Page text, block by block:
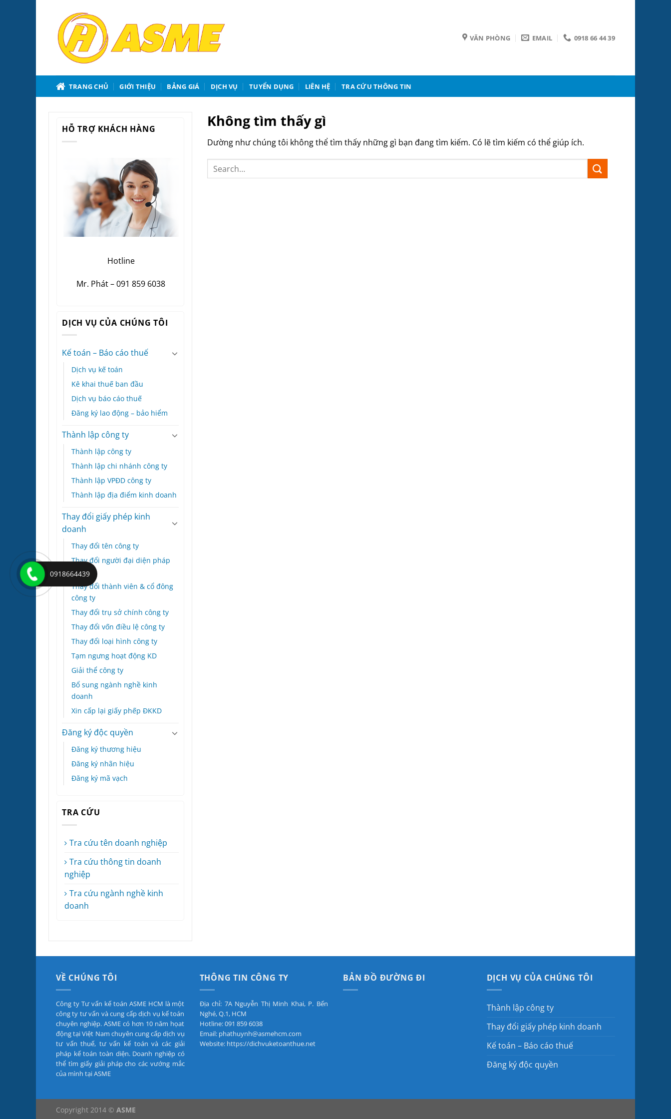
VĂN PHÒNG EMAIL 0918 66 44 39
TRANG CHỦ GIỚI THIỆU BẢNG GIÁ DỊCH VỤ TUYỂN DỤNG LIÊN HỆ TRA CỨU THÔNG TIN
HỖ TRỢ KHÁCH HÀNG
Hotline
Mr. Phát – 091 859 6038
DỊCH VỤ CỦA CHÚNG TÔI
Kế toán – Báo cáo thuế
Dịch vụ kế toán
Kê khai thuế ban đầu
Dịch vụ báo cáo thuế
Đăng ký lao động – bảo hiểm
Thành lập công ty
Thành lập công ty
Thành lập chi nhánh công ty
Thành lập VPĐD công ty
Thành lập địa điểm kinh doanh
Thay đổi giấy phép kinh
doanh
Thay đổi tên công ty
Thay đổi người đại diện pháp
luật
Thay đổi thành viên & cổ đông
công ty
Thay đổi trụ sở chính công ty
Thay đổi vốn điều lệ công ty
Thay đổi loại hình công ty
Tạm ngưng hoạt động KD
Giải thể công ty
Bổ sung ngành nghề kinh
doanh
Xin cấp lại giấy phếp ĐKKD
Đăng ký độc quyền
Đăng ký thương hiệu
Đăng ký nhãn hiệu
Đăng ký mã vạch
TRA CỨU
Tra cứu tên doanh nghiệp
Tra cứu thông tin doanh
nghiệp
Tra cứu ngành nghề kinh
doanh
Không tìm thấy gì
Dường như chúng tôi không thể tìm thấy những gì bạn đang tìm kiếm. Có lẽ tìm kiếm có thể giúp ích.
VỀ CHÚNG TÔI
Công ty Tư vấn kế toán ASME HCM là một
công ty tư vấn và cung cấp dịch vụ kế toán
chuyên nghiệp. ASME có hơn 10 năm họat
động tại Việt Nam chuyên cung cấp dịch vụ
tư vấn thuế, tư vấn kế toán và các giải
pháp kế toán toàn diện. Doanh nghiệp có
thể tìm giấy giải pháp cho các vướng mắc
của mình tại ASME
THÔNG TIN CÔNG TY
Địa chỉ: 7A Nguyễn Thị Minh Khai, P. Bến
Nghé, Q.1, HCM
Hotline: 091 859 6038
Email: phathuynh@asmehcm.com
Website: https://dichvuketoanthue.net
BẢN ĐỒ ĐƯỜNG ĐI DỊCH VỤ CỦA CHÚNG TÔI
Thành lập công ty
Thay đổi giấy phép kinh doanh
Kế toán – Báo cáo thuế
Đăng ký độc quyền
Copyright 2014 © ASME
0918664439